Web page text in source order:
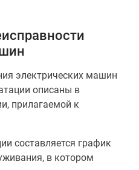
электрических машин
описаны в
прилагаемой к
составляется график
в котором